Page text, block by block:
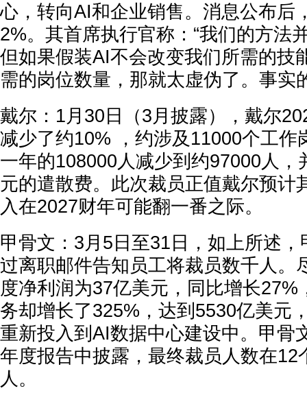
心，转向AI和企业销售。消息公布后
2%。其首席执行官称：“我们的方法
但如果假装AI不会改变我们所需的技
需的岗位数量，那就太虚伪了。 事实
戴尔： 1月30日（3月披露），戴尔
减少了约10% ，约涉及 11000个工作
一年的108000人减少到约97000人，
元的遣散费。此次裁员正值戴尔预计
入在2027财年可能翻一番之际。
甲骨文 ： 3月5日至31日，如上所述
过离职邮件告知员工将裁员数千人 。
度净利润为37亿美元，同比增长27%
务却增长了325%，达到5530亿美元
重新投入到AI数据中心建设中。甲骨
年度报告中披露，最终裁员人数在12
人 。